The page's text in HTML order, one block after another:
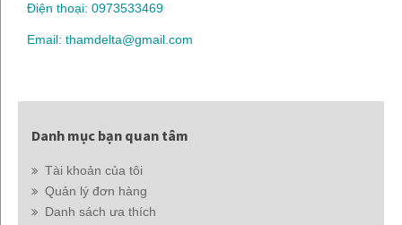
Điện thoại: 0973533469
Email: thamdelta@gmail.com
Danh mục bạn quan tâm
Tài khoản của tôi
Quản lý đơn hàng
Danh sách ưa thích